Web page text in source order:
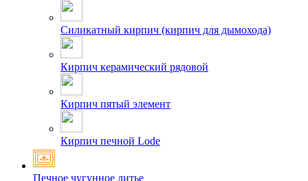
Силикатный кирпич (кирпич для дымохода)
Кирпич керамический рядовой
Кирпич пятый элемент
Кирпич печной Lode
Печное чугунное литье